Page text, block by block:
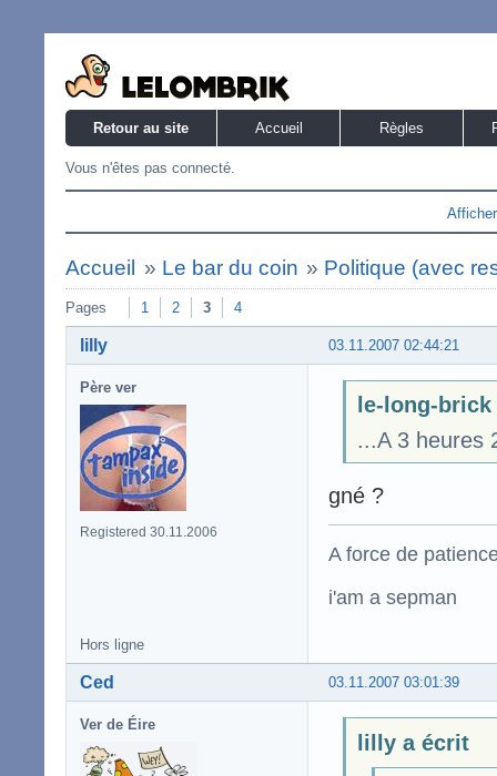
Retour au site Accueil Règles
Vous n'êtes pas connecté.
Accueil » Le bar du coin » Politique (avec
Pages 1 2 3 4
03.11.2007 02:44:21
lilly
Père ver
Registered 30.11.2006
le-long-
...A 3 heures
gné ?
A force de
i'am a sepman
Hors ligne
03.11.2007 03:01:39
Ced
Ver de Éire
lilly a écrit